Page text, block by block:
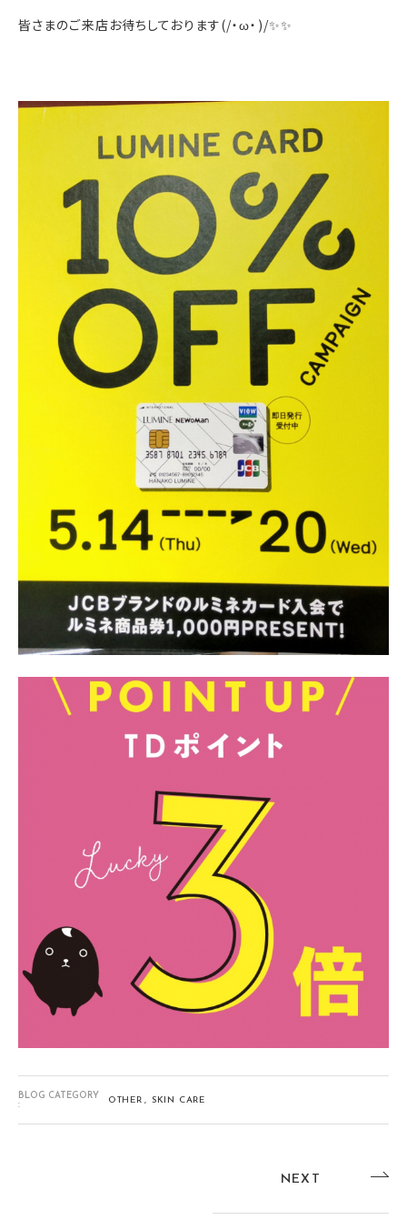
皆さまのご来店お待ちしております(/・ω・)/✨✨
BLOG CATEGORY
:
OTHER SKIN CARE
NEXT